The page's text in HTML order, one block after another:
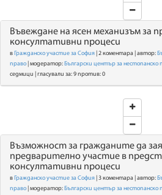
Въвеждане на ясен механизъм за
консултативни процеси
в Гражданско участие за София | 2 коментара | автор:
право | модератор: Български център за нестопанско
седмици | гласували за: 9 против: 0
Възможност за гражданите да
предварително участие в
консултативни процеси
в Гражданско участие за София | 3 коментара | автор:
право | модератор: Български център за нестопанско